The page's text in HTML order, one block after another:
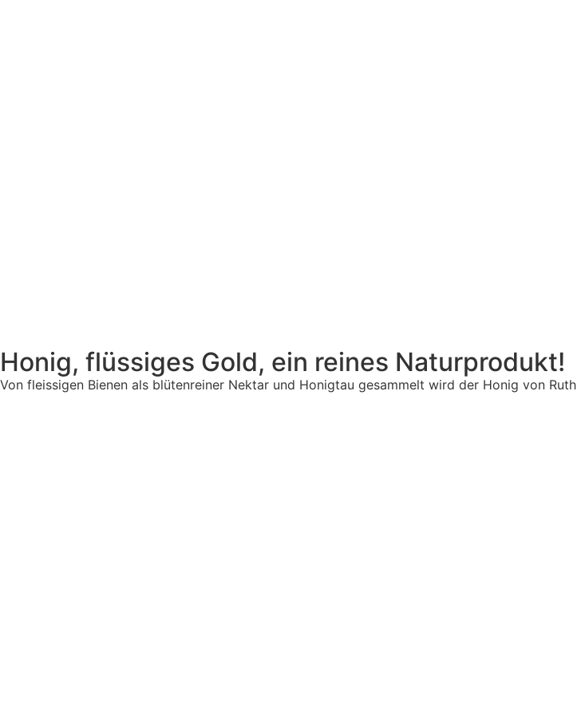
Honig, flüssiges Gold, ein reines Naturprodukt!
Von fleissigen Bienen als blütenreiner Nektar und Honigtau gesammelt wird der Honig von